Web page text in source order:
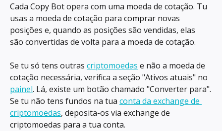
Cada Copy Bot opera com uma moeda de cotação. Tu
usas a moeda de cotação para comprar novas
posições e, quando as posições são vendidas, elas
são convertidas de volta para a moeda de cotação.
Se tu só tens outras criptomoedas e não a moeda de
cotação necessária, verifica a seção "Ativos atuais" no
painel. Lá, existe um botão chamado "Converter para".
Se tu não tens fundos na tua conta da exchange de
criptomoedas, deposita-os via exchange de
criptomoedas para a tua conta.